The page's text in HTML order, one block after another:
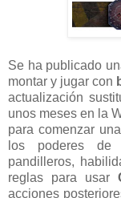
Se ha publicado
montar y jugar con
actualización
unos meses en la
para comenzar
los poderes de
pandilleros,
reglas para usar
acciones